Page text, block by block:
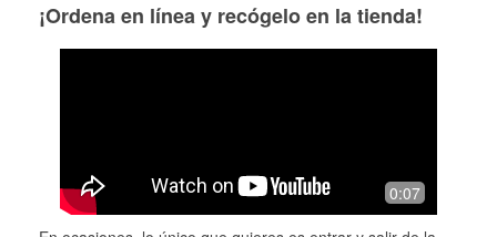
¡Ordena en línea y recógelo en la tienda!
0:07